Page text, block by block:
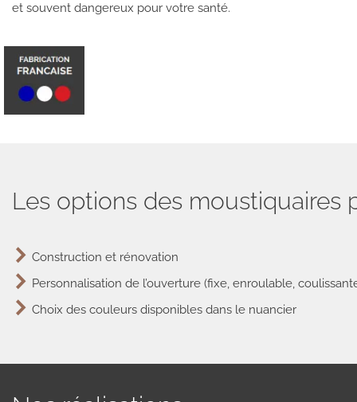
et souvent dangereux pour votre santé.
Les options des moustiquaires
Construction et rénovation
Personnalisation de l’ouverture (fixe, enroulable,
Choix des couleurs disponibles dans le nuancier